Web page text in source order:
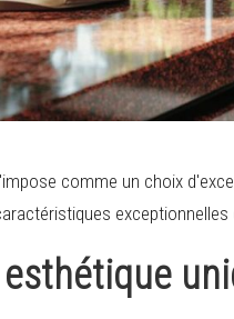
comme un choix
exceptionnelles